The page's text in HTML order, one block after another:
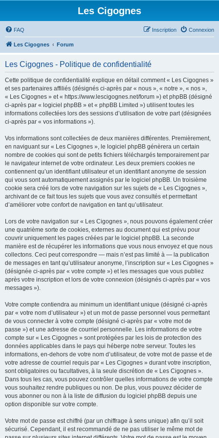
Les Cigognes
FAQ Connexion
Inscription
Les Cigognes Forum
Les Cigognes - Politique de confidentialité
Cette politique de confidentialité explique en détail comment « Les Cigognes »
et ses partenaires affiliés (désignés ci-après par « nous », « notre », « nos »,
« Les Cigognes » et « https://www.lescigognes.net/forum ») et phpBB (désigné
ci-après par « logiciel phpBB » et « phpBB Limited ») utilisent toutes les
informations collectées lors des sessions d’utilisation de votre part (désignées
ci-après par « vos informations »).
Vos informations sont collectées de deux manières différentes. Premièrement,
en naviguant sur « Les Cigognes », le logiciel phpBB génèrera un certain
nombre de cookies qui sont de petits fichiers téléchargés temporairement par
le navigateur internet de votre ordinateur. Les deux premiers cookies ne
contiennent qu’un identifiant utilisateur et un identifiant anonyme de session
qui vous sont automatiquement assignés par le logiciel phpBB. Un troisième
cookie sera créé lors de votre navigation sur les sujets de « Les Cigognes »,
archivant de ce fait tous les sujets que vous avez consultés et permettant
d’améliorer votre confort de navigation en tant qu’utilisateur.
Lors de votre navigation sur « Les Cigognes », nous pouvons également créer
une quatrième sorte de cookies, externes au document qui est prévu pour
couvrir uniquement les pages créées par le logiciel phpBB. La seconde
manière est de récupérer les informations que vous nous envoyez et que nous
collectons. Ceci peut correspondre — mais n’est pas limité à — la publication
de messages en tant qu’utilisateur anonyme, l’inscription sur « Les Cigognes »
(désignée ci-après par « votre compte ») et les messages que vous publiez
après votre inscription et lors de votre connexion (désignés ci-après par « vos
messages »).
Votre compte contiendra au minimum un identifiant unique (désigné ci-après
par « votre nom d’utilisateur ») et un mot de passe personnel vous permettant
de vous connecter à votre compte (désigné ci-après par « votre mot de
passe ») et une adresse de courriel personnelle. Les informations de votre
compte sur « Les Cigognes » sont protégées par les lois de protection des
données applicables dans le pays qui héberge notre serveur. Toutes les
informations, en-dehors de votre nom d’utilisateur, de votre mot de passe et de
votre adresse de courriel requis par « Les Cigognes » durant votre inscription,
sont obligatoires ou facultatives, à la seule discrétion de « Les Cigognes ».
Dans tous les cas, vous pouvez contrôler quelles informations de votre compte
vous souhaitez rendre publiques ou non. De plus, vous pouvez décider de
vous abonner ou non à la liste de diffusion du logiciel phpBB depuis une
option disponible sur votre compte.
Votre mot de passe est chiffré (par un chiffrage à sens unique) afin qu’il soit
sécurisé. Cependant, il est recommandé de ne pas utiliser le même mot de